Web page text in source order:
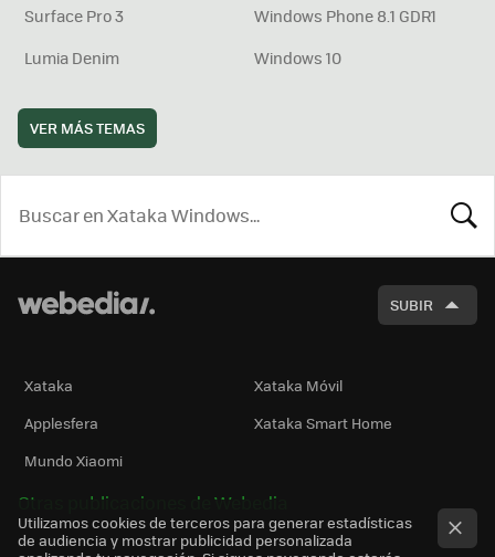
Surface Pro 3
Windows Phone 8.1 GDR1
Lumia Denim
Windows 10
VER MÁS TEMAS
SUBIR
Xataka
Xataka Móvil
Applesfera
Xataka Smart Home
Mundo Xiaomi
Otras publicaciones de Webedia
Utilizamos cookies de terceros para generar estadísticas
de audiencia y mostrar publicidad personalizada